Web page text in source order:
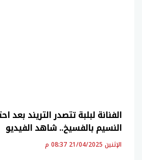
الفنانة لبلبة تتصدر التريند بعد
النسيم بالفسيخ.. شاهد الفيديو
الإثنين 21/04/2025 08:37 م